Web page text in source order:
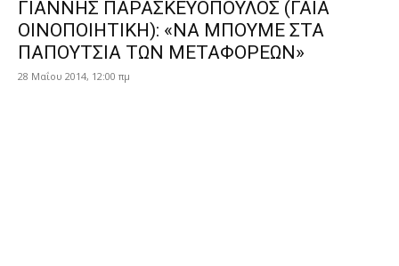
ΓΙΑΝΝΗΣ ΠΑΡΑΣΚΕΥΟΠΟΥΛΟΣ (ΓΑΙΑ
ΟΙΝΟΠΟΙΗΤΙΚΗ): «ΝΑ ΜΠΟΥΜΕ ΣΤΑ
ΠΑΠΟΥΤΣΙΑ ΤΩΝ ΜΕΤΑΦΟΡΕΩΝ»
28 Μαΐου 2014, 12:00 πμ